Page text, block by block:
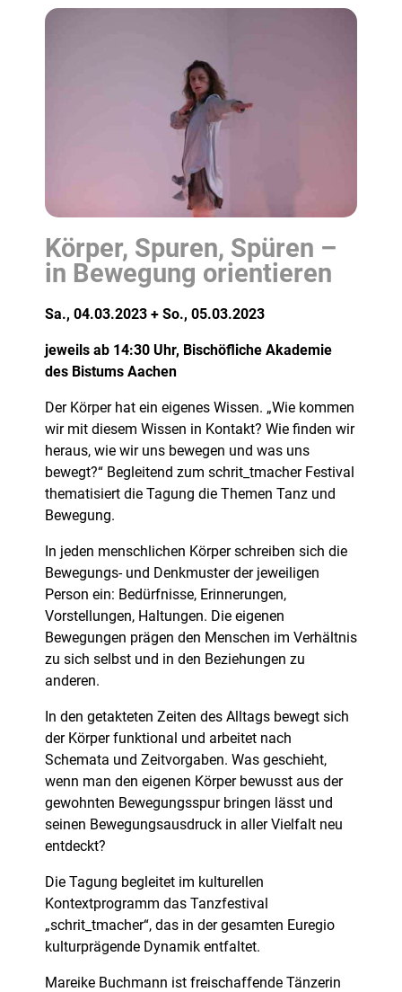
Körper, Spuren, Spüren –
in Bewegung orientieren
Sa., 04.03.2023 + So., 05.03.2023
jeweils ab 14:30 Uhr, Bischöfliche Akademie
des Bistums Aachen
Der Körper hat ein eigenes Wissen. „Wie kommen
wir mit diesem Wissen in Kontakt? Wie finden wir
heraus, wie wir uns bewegen und was uns
bewegt?“ Begleitend zum schrit_tmacher Festival
thematisiert die Tagung die Themen Tanz und
Bewegung.
In jeden menschlichen Körper schreiben sich die
Bewegungs- und Denkmuster der jeweiligen
Person ein: Bedürfnisse, Erinnerungen,
Vorstellungen, Haltungen. Die eigenen
Bewegungen prägen den Menschen im Verhältnis
zu sich selbst und in den Beziehungen zu
anderen.
In den getakteten Zeiten des Alltags bewegt sich
der Körper funktional und arbeitet nach
Schemata und Zeitvorgaben. Was geschieht,
wenn man den eigenen Körper bewusst aus der
gewohnten Bewegungsspur bringen lässt und
seinen Bewegungsausdruck in aller Vielfalt neu
entdeckt?
Die Tagung begleitet im kulturellen
Kontextprogramm das Tanzfestival
„schrit_tmacher“, das in der gesamten Euregio
kulturprägende Dynamik entfaltet.
Mareike Buchmann ist freischaffende Tänzerin